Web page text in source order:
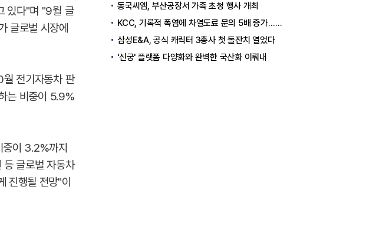
있다"며 "9월 글
글로벌 시장에
전기자동차 판
는 비중이 5.9%
이 3.2%까지
등 글로벌 자동차
진행될 전망"이
동국씨엠, 부산공장서 가족 초청 행사 개최
KCC, 기록적 폭염에 차열도료 문의 5배 증가…소비자 관심도 상승
삼성E&A, 공식 캐릭터 3총사 첫 돌잔치 열었다
'신궁' 플랫폼 다양화와 완벽한 국산화 이뤄내